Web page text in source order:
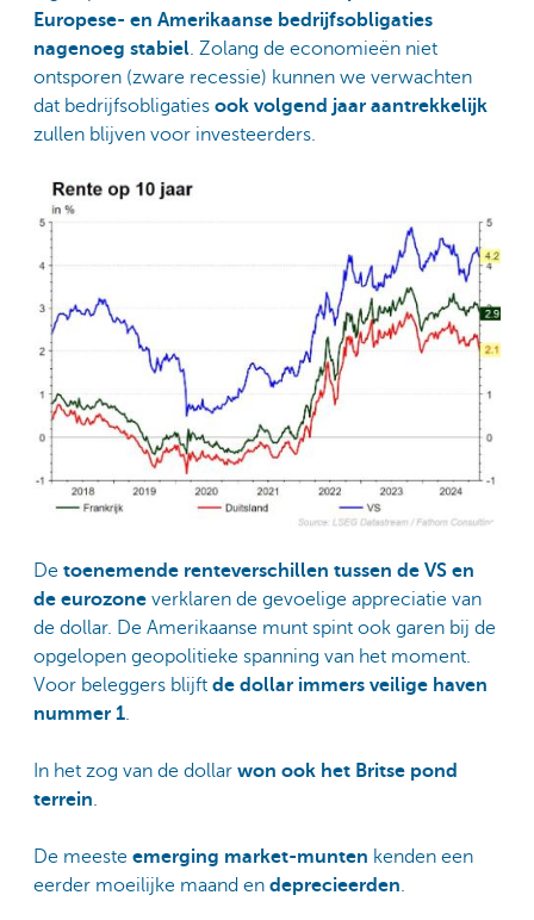
Europese- en Amerikaanse bedrijfsobligaties
nagenoeg stabiel. Zolang de economieën niet
ontsporen (zware recessie) kunnen we verwachten
dat bedrijfsobligaties ook volgend jaar aantrekkelijk
zullen blijven voor investeerders.
De toenemende renteverschillen tussen de VS en
de eurozone verklaren de gevoelige appreciatie van
de dollar. De Amerikaanse munt spint ook garen bij de
opgelopen geopolitieke spanning van het moment.
Voor beleggers blijft de dollar immers veilige haven
nummer 1.
In het zog van de dollar won ook het Britse pond
terrein.
De meeste emerging market-munten kenden een
eerder moeilijke maand en deprecieerden.